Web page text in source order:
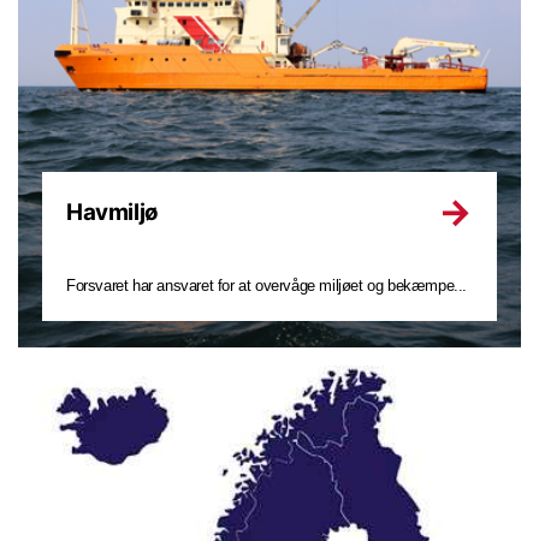
Havmiljø
Forsvaret har ansvaret for at overvåge miljøet og bekæmpe...